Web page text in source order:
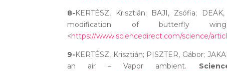
8-KERTÉSZ, Krisztián; BAJI, Zsófia;
modification of butterfly
<https://www.sciencedirect.com/science/
9-KERTÉSZ, Krisztián; PISZTER, Gábor;
an air – Vapor ambient.